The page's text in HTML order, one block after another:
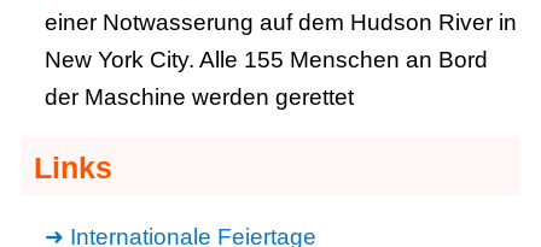
einer Notwasserung auf dem Hudson River in
New York City. Alle 155 Menschen an Bord
der Maschine werden gerettet
Links
Internationale Feiertage